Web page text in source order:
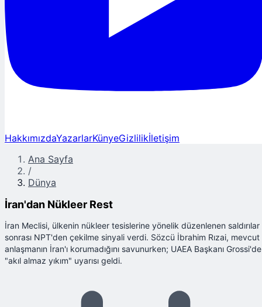
HakkımızdaYazarlarKünyeGizlilikİletişim
Ana Sayfa
/
Dünya
İran'dan Nükleer Rest
İran Meclisi, ülkenin nükleer tesislerine yönelik düzenlenen saldırılar
sonrası NPT'den çekilme sinyali verdi. Sözcü İbrahim Rızai, mevcut
anlaşmanın İran'ı korumadığını savunurken; UAEA Başkanı
"akıl almaz yıkım" uyarısı geldi.